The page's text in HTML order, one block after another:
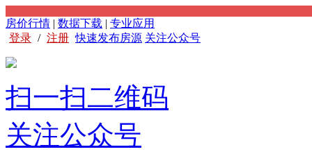
房价行情 | 数据下载 | 专业应用
登录 / 注册 快速发布房源 关注公众号
扫一扫二维码
关注公众号